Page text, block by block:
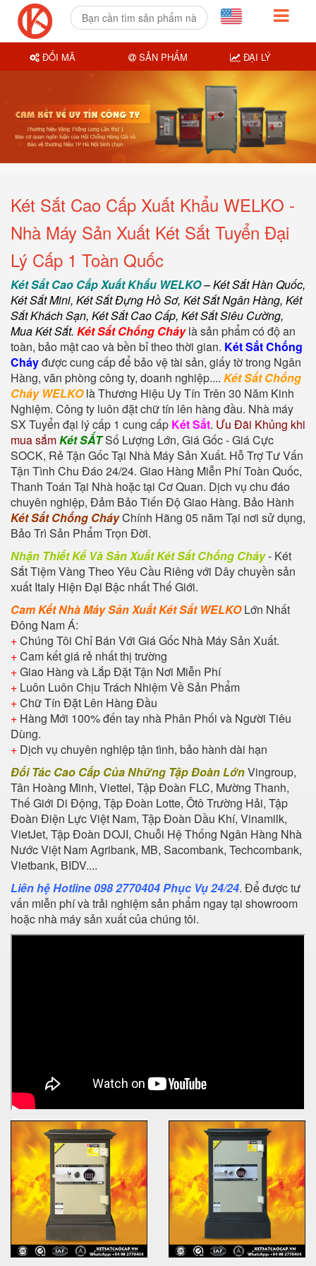
Két Sắt Cao Cấp Xuất Khẩu WELKO -
Nhà Máy Sản Xuất Két Sắt Tuyển Đại
Lý Cấp 1 Toàn Quốc
Két Sắt Cao Cấp Xuất Khẩu WELKO–Két Sắt Hàn Quốc,
Két Sắt Mini, Két Sắt Đựng Hồ Sơ, Két Sắt Ngân Hàng, Két
Sắt Khách Sạn, Két Sắt Cao Cấp, Két Sắt Siêu Cường,
Mua Két Sắt. Két Sắt Chống Cháylà sản phẩm có độ an
toàn, bảo mật cao và bền bỉ theo thời gian. Két Sắt Chống
Cháyđược cung cấp để bảo vệ tài sản, giấy tờ trong Ngân
Hàng, văn phòng công ty, doanh nghiệp.... Két Sắt Chống
Cháy WELKOlà Thương Hiệu Uy Tín Trên 30 Năm Kinh
Nghiệm. Công ty luôn đặt chữ tín lên hàng đầu. Nhà máy
SX Tuyển đại lý cấp 1 cung cấp Két Sắt. Ưu Đãi Khủng khi
mua sắmKét SẮTSố Lượng Lớn, Giá Gốc - Giá Cực
SOCK, Rẻ Tận Gốc Tại Nhà Máy Sản Xuất. Hỗ Trợ Tư Vấn
Tận Tình Chu Đáo 24/24. Giao Hàng Miễn Phí Toàn Quốc,
Thanh Toán Tại Nhà hoặc tại Cơ Quan. Dịch vụ chu đáo
chuyên nghiệp, Đảm Bảo Tiến Độ Giao Hàng. Bảo Hành
Két Sắt Chống CháyChính Hãng 05 năm Tại nơi sử dụng,
Bảo Trì Sản Phẩm Trọn Đời.
Nhận Thiết Kế Và Sản Xuất Két Sắt Chống Cháy- Két
Sắt Tiệm Vàng Theo Yêu Cầu Riêng với Dây chuyền sản
xuất Italy Hiện Đại Bậc nhất Thế Giới.
Cam Kết Nhà Máy Sản Xuất Két Sắt WELKOLớn Nhất
Đông Nam Á:
+Chúng Tôi Chỉ Bán Với Giá Gốc Nhà Máy Sản Xuất.
+Cam kết giá rẻ nhất thị trường
+Giao Hàng và Lắp Đặt Tận Nơi Miễn Phí
+ Luôn Luôn Chịu Trách Nhiệm Về Sản Phẩm
+Chữ Tín Đặt Lên Hàng Đầu
+ Hàng Mới 100% đến tay nhà Phân Phối và Người Tiêu
Dùng.
+ Dịch vụ chuyên nghiệp tận tình, bảo hành dài hạn
Đối Tác Cao Cấp Của Những Tập Đoàn LớnVingroup,
Tân Hoàng Minh, Viettel, Tập Đoàn FLC, Mường Thanh,
Thế Giới Di Động, Tập Đoàn Lotte, Ôtô Trường Hải, Tập
Đoàn Điện Lực Việt Nam, Tập Đoàn Dầu Khí, Vinamilk,
VietJet, Tập Đoàn DOJI, Chuỗi Hệ Thống Ngân Hàng Nhà
Nước Việt Nam Agribank, MB, Sacombank, Techcombank,
Vietbank, BIDV....
Liên hệ Hotline 098 2770404 Phục Vụ 24/24. Để được tư
vấn miễn phí và trải nghiệm sản phẩm ngay tại showroom
hoặc nhà máy sản xuất của chúng tôi.
ĐỔI MÃ SẢN PHẨM ĐẠI LÝ